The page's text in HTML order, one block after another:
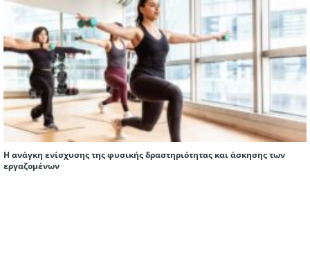
H ανάγκη ενίσχυσης της φυσικής δραστηριότητας και άσκησης των
εργαζομένων